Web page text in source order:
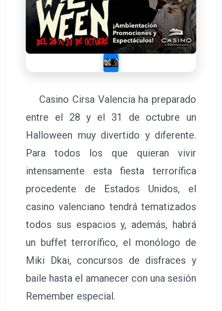
Casino Cirsa Valencia ha preparado
entre el 28 y el 31 de octubre un
Halloween muy divertido y diferente.
Para todos los que quieran vivir
intensamente esta fiesta terrorífica
procedente de Estados Unidos, el
casino valenciano tendrá tematizados
todos sus espacios y, además, habrá
un buffet terrorífico, el monólogo de
Miki Dkai, concursos de disfraces y
baile hasta el amanecer con una sesión
Remember especial.